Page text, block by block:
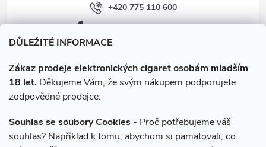
DŮLEŽITÉ INFORMACE
Zákaz prodeje elektronických cigaret osobám mladším
18 let. Děkujeme Vám, že svým nákupem podporujete
zodpovědné prodejce.
Souhlas se soubory Cookies - Proč potřebujeme váš
souhlas? Například k tomu, abychom si pamatovali, co
p
i
s
u
+420 775 110 600